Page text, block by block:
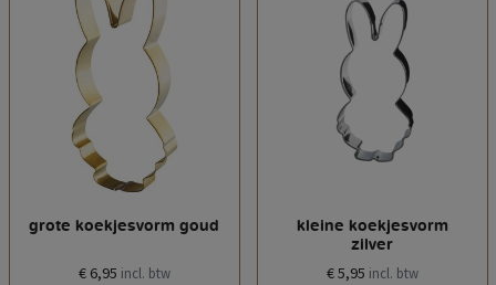
grote koekjesvorm goud
€ 6,95 incl. btw
kleine koekjesvorm
zilver
€ 5,95 incl. btw